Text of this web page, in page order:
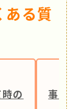
ある質
の
事故